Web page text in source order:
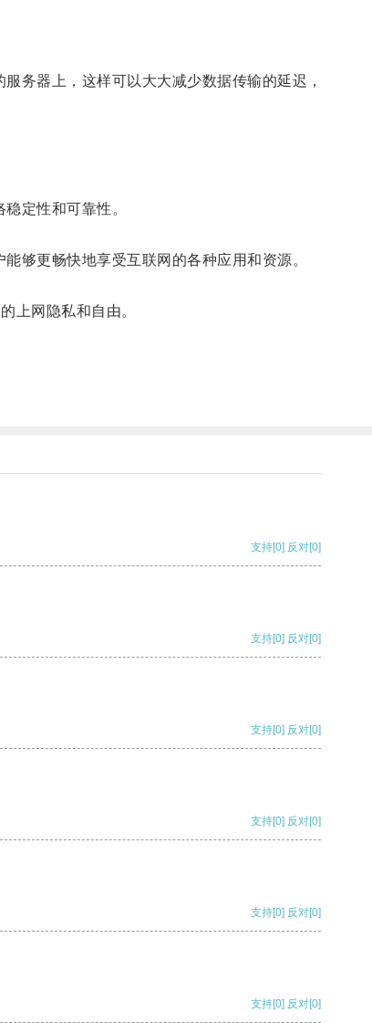
务器上，这样可以大大减少数据传输的延迟，
定性和可靠性。
够更畅快地享受互联网的各种应用和资源。
上网隐私和自由。
支持[0] 反对[0]
支持[0] 反对[0]
支持[0] 反对[0]
支持[0] 反对[0]
支持[0] 反对[0]
支持[0] 反对[0]